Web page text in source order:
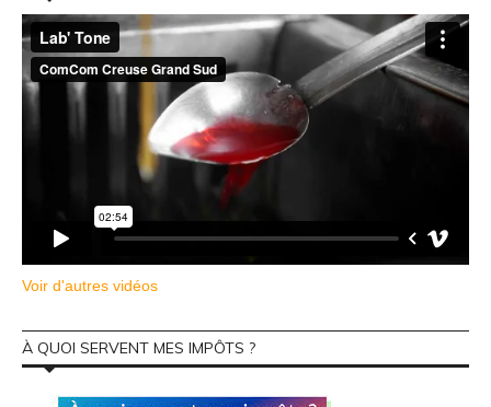
Voir d'autres vidéos
À QUOI SERVENT MES IMPÔTS ?